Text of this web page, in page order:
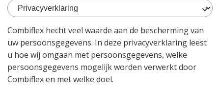
Combiflex hecht veel waarde aan de bescherming van
uw persoonsgegevens. In deze privacyverklaring leest
u hoe wij omgaan met persoonsgegevens, welke
persoonsgegevens mogelijk worden verwerkt door
Combiflex en met welke doel.